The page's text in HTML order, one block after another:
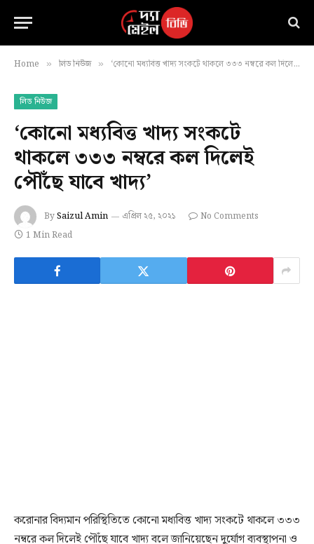
Home » লিড নিউজ » ‘কোনো মধ্যবিত্ত খাদ্য সংকটে থাকলে ৩৩৩ নম্বরে কল দিলেই পৌঁছে যাবে খাদ্য’
লিড নিউজ
‘কোনো মধ্যবিত্ত খাদ্য সংকটে
থাকলে ৩৩৩ নম্বরে কল দিলেই
পৌঁছে যাবে খাদ্য’
BySaizul Amin এপ্রিল ২৫, ২০২১
No Comments
1 Min Read
করোনার বিদ্যমান পরিস্থিতিতে কোনো মধ্যবিত্ত খাদ্য সংকটে থাকলে ৩৩৩
নম্বরে কল দিলেই পৌঁছে যাবে খাদ্য বলে জানিয়েছেন দুর্যোগ ব্যবস্থাপনা ও